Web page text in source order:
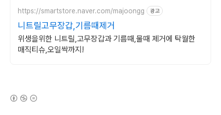
https://smartstore.naver.com/majoongg 광고
니트릴고무장갑,기름때제거
위생을위한 니트릴,고무장갑과 기름때,물때 제거에 탁월한
매직티슈,오일싹까지!